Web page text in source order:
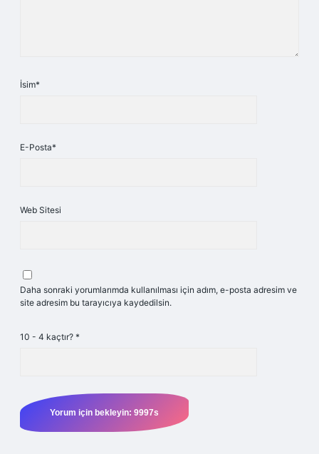
İsim*
E-Posta*
Web Sitesi
Daha sonraki yorumlarımda kullanılması için adım, e-posta adresim ve
site adresim bu tarayıcıya kaydedilsin.
10 - 4 kaçtır? *